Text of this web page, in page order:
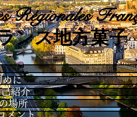
Régionales
ンス地方菓子
めに
紹介
場所
メント